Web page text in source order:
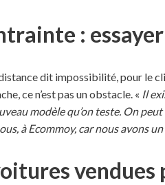
:
dit impossibilité, pour le
ce n’est pas un obstacle. « Il
modèle qu’on teste. On
à Ecommoy, car nous avons
vendues